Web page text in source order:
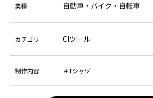
業種 自動車・バイク・自転車
カテゴリ CIツール
制作内容 ＃Tシャツ